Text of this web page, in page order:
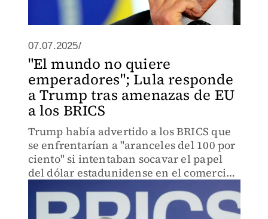
07.07.2025/
"El mundo no quiere
emperadores"; Lula responde
a Trump tras amenazas de EU
a los BRICS
Trump había advertido a los BRICS que
se enfrentarían a "aranceles del 100 por
ciento" si intentaban socavar el papel
del dólar estadunidense en el comercio